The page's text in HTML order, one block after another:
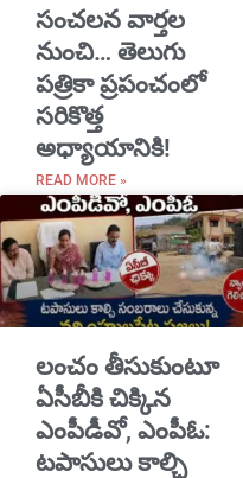
సంచలన వార్తల
నుంచి… తెలుగు
పత్రికా ప్రపంచంలో
సరికొత్త
అధ్యాయానికి!
READ MORE »
​లంచం తీసుకుంటూ
ఏసీబీకి చిక్కిన
ఎంపీడీవో, ఎంపీఓ:
టపాసులు కాల్చి